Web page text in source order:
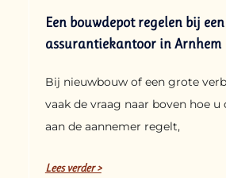
Een bouwdepot regelen bij
assurantiekantoor in Arnhem
Bij nieuwbouw of een grote
vaak de vraag naar boven hoe
aan de aannemer regelt,
Lees verder >